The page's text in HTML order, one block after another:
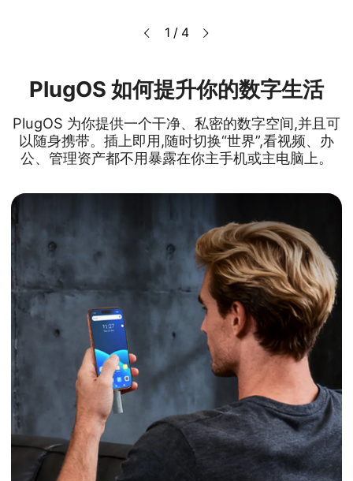
1 / 4
PlugOS 如何提升你的数字生活
PlugOS 为你提供一个干净、私密的数字空间,并且可
以随身携带。插上即用,随时切换“世界”,看视频、办
公、管理资产都不用暴露在你主手机或主电脑上。